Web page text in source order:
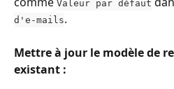
Valeur par défaut
d'e-mails.
Mettre à jour le modèle de
existant :